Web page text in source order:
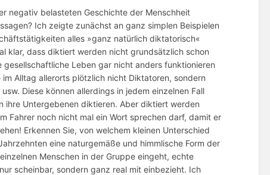
negativ belasteten Geschichte der Menschheit
Ich zeigte zunächst an ganz simplen Beispielen
alles »ganz natürlich diktatorisch«
klar, dass diktiert werden nicht grundsätzlich schon
gesellschaftliche Leben gar nicht anders funktionieren
Alltag allerorts plötzlich nicht Diktatoren, sondern
Diese können allerdings in jedem einzelnen Fall
ihre Untergebenen diktieren. Aber diktiert werden
Fahrer noch nicht mal ein Wort sprechen darf, damit er
Erkennen Sie, von welchem kleinen Unterschied
eine naturgemäße und himmlische Form der
Menschen in der Gruppe eingeht, echte
scheinbar, sondern ganz real mit einbezieht. Ich